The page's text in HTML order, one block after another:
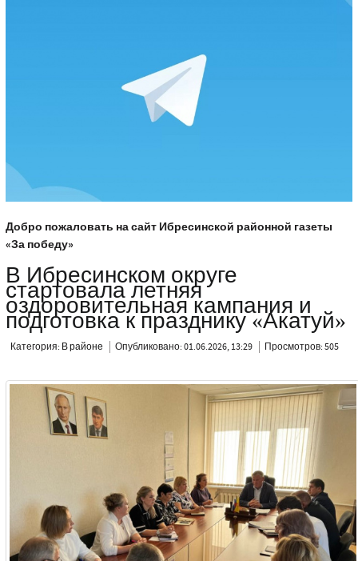
Добро пожаловать на сайт Ибресинской районной газеты
«За победу»
В Ибресинском округе
стартовала летняя
оздоровительная кампания и
подготовка к празднику «Акатуй»
Категория: В районе Опубликовано: 01.06.2026, 13:29 Просмотров: 505